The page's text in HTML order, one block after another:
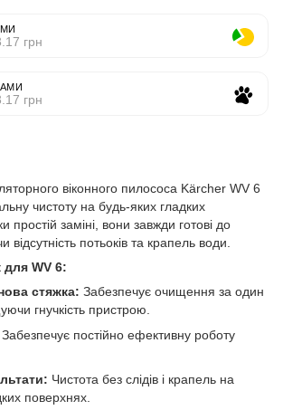
грн
грн
віконного пилососа Kärcher WV 6
чистоту на будь-яких гладких
простій заміні, вони завжди готові до
відсутність потьоків та крапель води.
для WV 6:
стяжка: Забезпечує очищення за один
гнучкість пристрою.
Забезпечує постійно ефективну роботу
Чистота без слідів і крапель на
поверхнях.